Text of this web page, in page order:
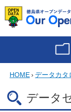
HOME› データカタ
データ